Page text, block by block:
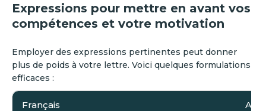
Expressions pour mettre en avant vos
compétences et votre motivation
‍Employer des expressions pertinentes peut donner
plus de poids à votre lettre. Voici quelques formulations
efficaces :
Français